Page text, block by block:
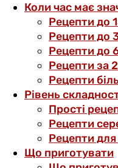
Коли час має
Рецепти до
Рецепти до
Рецепти до
Рецепти за
Рецепти
Рівень
Прості
Рецепти
Рецепти
Що приготувати